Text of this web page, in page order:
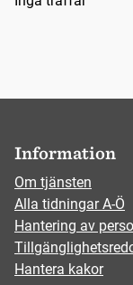
Information
Om tjänsten
Alla tidningar A-Ö
Hantering av
Hantera kakor